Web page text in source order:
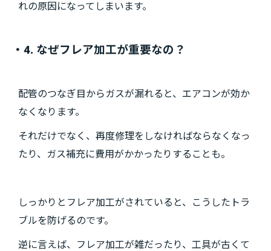
れの原因になってしまいます。
・4. なぜフレア加工が重要なの？
配管のつなぎ目からガスが漏れると、エアコンが効か
なくなります。
それだけでなく、再度修理をしなければならなくなっ
たり、ガス補充に費用がかかったりすることも。
しっかりとフレア加工がされていると、こうしたトラ
ブルを防げるのです。
逆に言えば、フレア加工が雑だったり、工具が古くて